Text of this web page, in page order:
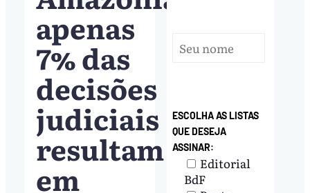
apenas
7% das
decisões
judiciais
resultam
em
ESCOLHA AS LISTAS
QUE DESEJA
ASSINAR:
Editorial
BdF